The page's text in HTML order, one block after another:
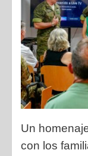
Un ho
con los